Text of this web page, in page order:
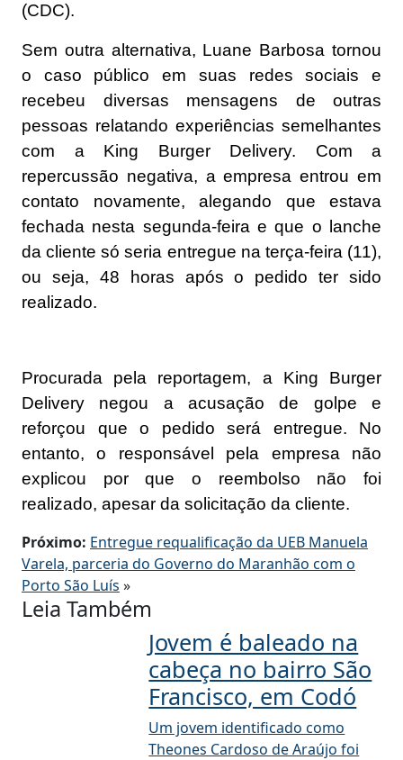
(CDC).
Sem outra alternativa, Luane Barbosa tornou
o caso público em suas redes sociais e
recebeu diversas mensagens de outras
pessoas relatando experiências semelhantes
com a King Burger Delivery. Com a
repercussão negativa, a empresa entrou em
contato novamente, alegando que estava
fechada nesta segunda-feira e que o lanche
da cliente só seria entregue na terça-feira (11),
ou seja, 48 horas após o pedido ter sido
realizado.
Procurada pela reportagem, a King Burger
Delivery negou a acusação de golpe e
reforçou que o pedido será entregue. No
entanto, o responsável pela empresa não
explicou por que o reembolso não foi
realizado, apesar da solicitação da cliente.
Próximo: Entregue requalificação da UEB Manuela
Varela, parceria do Governo do Maranhão com o
Porto São Luís »
Leia Também
Jovem é baleado na
cabeça no bairro São
Francisco, em Codó
Um jovem identificado como
Theones Cardoso de Araújo foi